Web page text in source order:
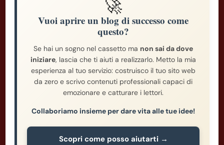
🚀
Vuoi aprire un blog di successo come
questo?
Se hai un sogno nel cassetto ma non sai da dove
iniziare, lascia che ti aiuti a realizzarlo. Metto la mia
esperienza al tuo servizio: costruisco il tuo sito web
da zero e scrivo contenuti professionali capaci di
emozionare e catturare i lettori.
Collaboriamo insieme per dare vita alle tue idee!
Scopri come posso aiutarti →